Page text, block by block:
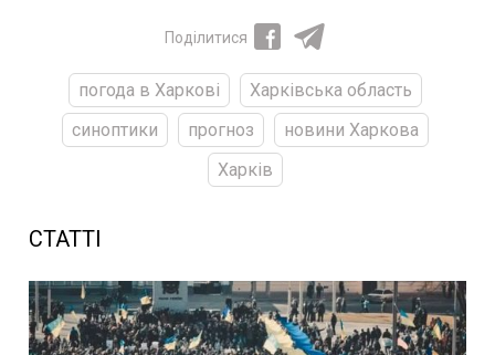
Поділитися
погода в Харкові
Харківська область
синоптики
прогноз
новини Харкова
Харків
СТАТТІ